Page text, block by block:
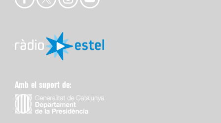
Amb el suport de: